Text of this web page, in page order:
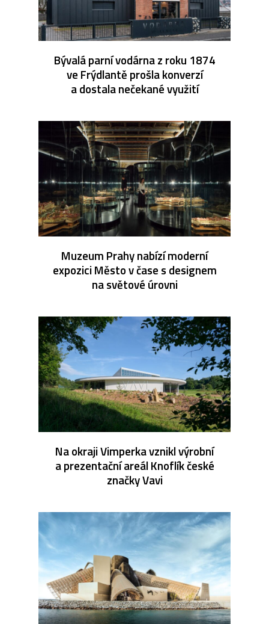
Bývalá parní vodárna z roku 1874
ve Frýdlantě prošla konverzí
a dostala nečekané využití
Muzeum Prahy nabízí moderní
expozici Město v čase s designem
na světové úrovni
Na okraji Vimperka vznikl výrobní
a prezentační areál Knoflík české
značky Vavi